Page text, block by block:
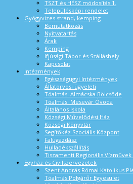
TSZT és HÉSZ módosítás 1.
Településképi rendelet
Gyógyvizes strand, kemping
Bemutatkozás
Nyitvatartás
Árak
Kemping
Ifjúsági Tábor és Szálláshely
Kapcsolat
Intézmények
Egészségügyi Intézmények
Állatorvosi ügyeleti
Tóalmási Almácska Bölcsőde
Tóalmási Mesevár Óvoda
Általános Iskola
Községi Művelődési Ház
Községi Könyvtár
Segítőkéz Szociális Központ
Falugazdász
Hulladékszállítás
Tiszamenti Regionális Vízművek
Egyház és Civilszervezetek
Szent András Római Katolikus
Tóalmás Polgárőr Egyesület